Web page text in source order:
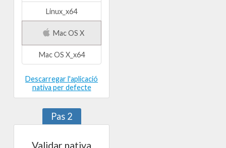
Linux_x64
Mac OS X
Mac OS X_x64
Descarregar l'aplicació
nativa per defecte
Pas 2
Validar nativa